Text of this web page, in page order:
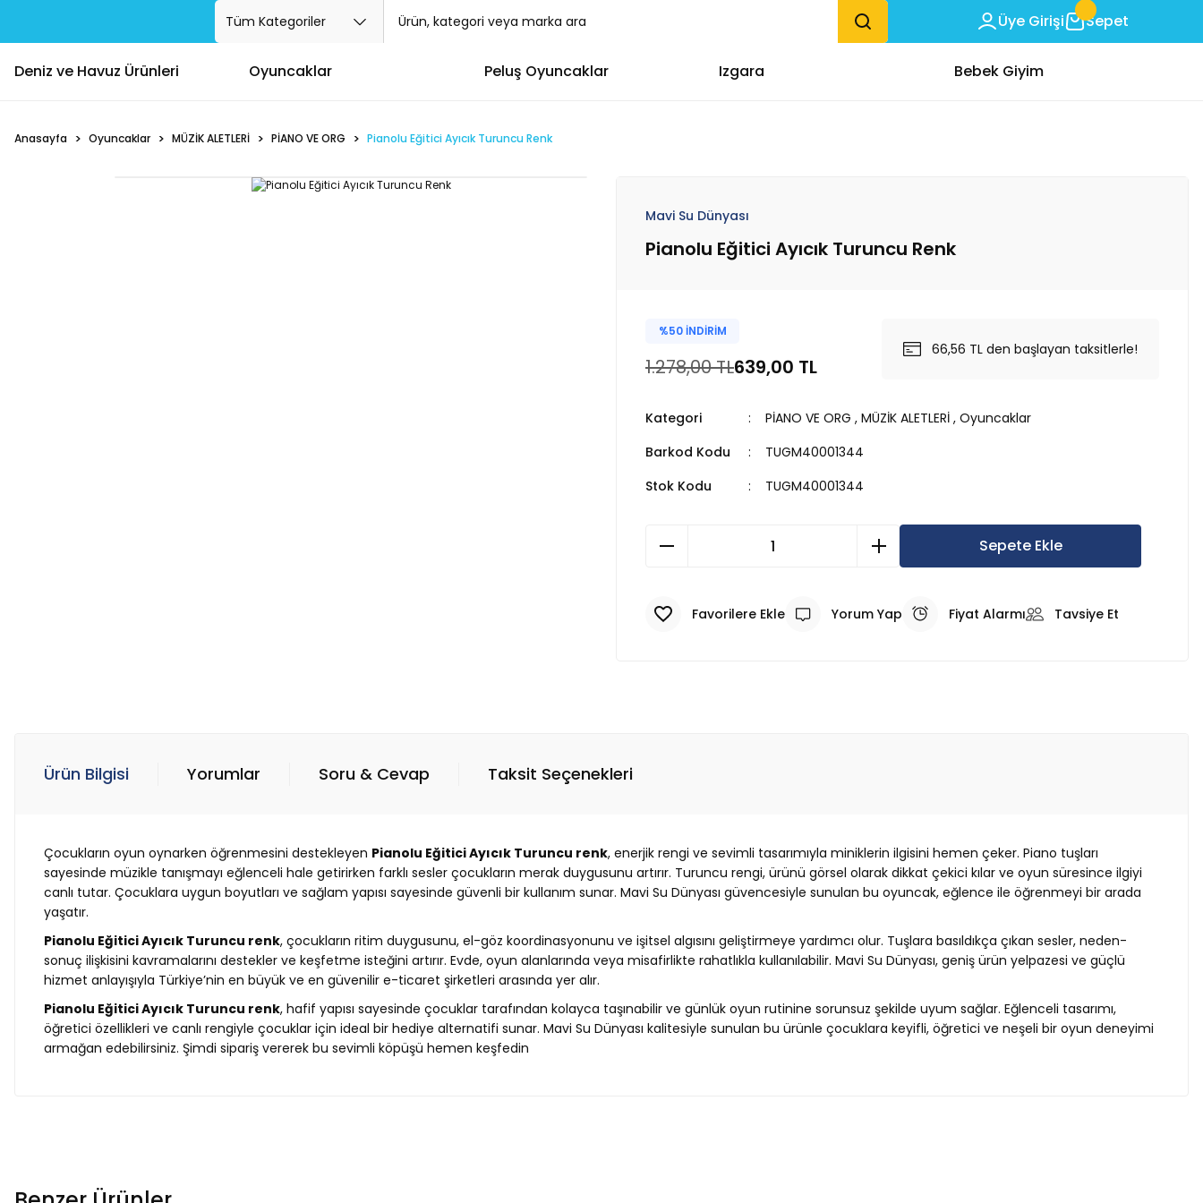
Üye Girişi Sepet
Deniz ve Havuz Ürünleri Oyuncaklar Peluş Oyuncaklar Izgara Bebek Giyim
Anasayfa Oyuncaklar MÜZİK ALETLERİ PİANO VE ORG Pianolu Eğitici Ayıcık Turuncu Renk
Mavi Su Dünyası
Pianolu Eğitici Ayıcık Turuncu Renk
%50 İNDİRİM
1.278,00 TL639,00 TL
66,56 TL den başlayan taksitlerle!
Kategori PİANO VE ORG , MÜZİK ALETLERİ , Oyuncaklar
Barkod Kodu
TUGM40001344
Stok Kodu
TUGM40001344
Sepete Ekle
Yorum Yap Fiyat Alarmı Tavsiye Et
Ürün Bilgisi Yorumlar Soru & Cevap Taksit Seçenekleri
Çocukların oyun oynarken öğrenmesini destekleyen Pianolu Eğitici Ayıcık Turuncu renk, enerjik rengi ve sevimli tasarımıyla miniklerin ilgisini hemen çeker. Piano tuşları
sayesinde müzikle tanışmayı eğlenceli hale getirirken farklı sesler çocukların merak duygusunu artırır. Turuncu rengi, ürünü görsel olarak dikkat çekici kılar ve oyun süresince ilgiyi
canlı tutar. Çocuklara uygun boyutları ve sağlam yapısı sayesinde güvenli bir kullanım sunar. Mavi Su Dünyası güvencesiyle sunulan bu oyuncak, eğlence ile öğrenmeyi bir arada
yaşatır.
Pianolu Eğitici Ayıcık Turuncu renk, çocukların ritim duygusunu, el-göz koordinasyonunu ve işitsel algısını geliştirmeye yardımcı olur. Tuşlara basıldıkça çıkan sesler, neden-
sonuç ilişkisini kavramalarını destekler ve keşfetme isteğini artırır. Evde, oyun alanlarında veya misafirlikte rahatlıkla kullanılabilir. Mavi Su Dünyası, geniş ürün yelpazesi ve güçlü
hizmet anlayışıyla Türkiye’nin en büyük ve en güvenilir e-ticaret şirketleri arasında yer alır.
Pianolu Eğitici Ayıcık Turuncu renk, hafif yapısı sayesinde çocuklar tarafından kolayca taşınabilir ve günlük oyun rutinine sorunsuz şekilde uyum sağlar. Eğlenceli tasarımı,
öğretici özellikleri ve canlı rengiyle çocuklar için ideal bir hediye alternatifi sunar. Mavi Su Dünyası kalitesiyle sunulan bu ürünle çocuklara keyifli, öğretici ve neşeli bir oyun deneyimi
armağan edebilirsiniz. Şimdi sipariş vererek bu sevimli köpüşü hemen keşfedin